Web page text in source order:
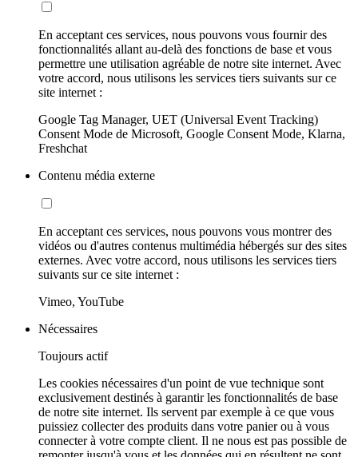
En acceptant ces services, nous pouvons vous fournir des
fonctionnalités allant au-delà des fonctions de base et vous
permettre une utilisation agréable de notre site internet. Avec
votre accord, nous utilisons les services tiers suivants sur ce
site internet :
Google Tag Manager, UET (Universal Event Tracking)
Consent Mode de Microsoft, Google Consent Mode, Klarna,
Freshchat
Contenu média externe
En acceptant ces services, nous pouvons vous montrer des
vidéos ou d'autres contenus multimédia hébergés sur des sites
externes. Avec votre accord, nous utilisons les services tiers
suivants sur ce site internet :
Vimeo, YouTube
Nécessaires
Toujours actif
Les cookies nécessaires d'un point de vue technique sont
exclusivement destinés à garantir les fonctionnalités de base
de notre site internet. Ils servent par exemple à ce que vous
puissiez collecter des produits dans votre panier ou à vous
connecter à votre compte client. Il ne nous est pas possible de